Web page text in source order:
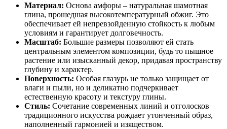
Материал: Основа амфоры – натуральная шамотная
глина, прошедшая высокотемпературный обжиг. Это
обеспечивает ей непревзойденную стойкость к любым
условиям и гарантирует долговечность.
Масштаб: Большие размеры позволяют ей стать
центральным элементом композиции, будь то пышное
растение или изысканный декор, придавая пространству
глубину и характер.
Поверхность: Особая глазурь не только защищает от
влаги и пыли, но и деликатно подчеркивает
естественную красоту и текстуру глины.
Стиль: Сочетание современных линий и отголосков
традиционного искусства рождает утонченный образ,
наполненный гармонией и изяществом.